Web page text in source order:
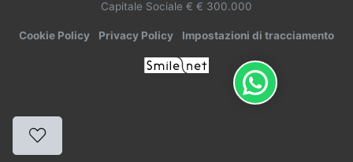
Capitale Sociale € € 300.000
Cookie Policy Privacy Policy Impostazioni di tracciamento